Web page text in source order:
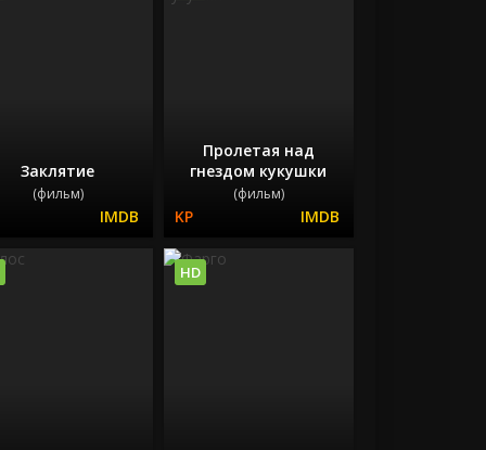
Заклятие
(фильм)
Пролетая над
гнездом кукушки
(фильм)
HD